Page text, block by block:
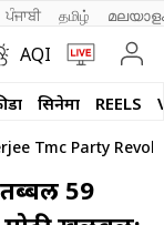
ਪੰਜਾਬੀ தமிழ்
AQI
सिनेमा REELS
Tmc Party
तब्बल 59